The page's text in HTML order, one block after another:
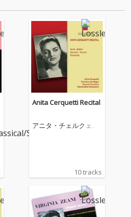
Anita Cerquetti Recital
アニタ・チェルクェッ
10 tracks